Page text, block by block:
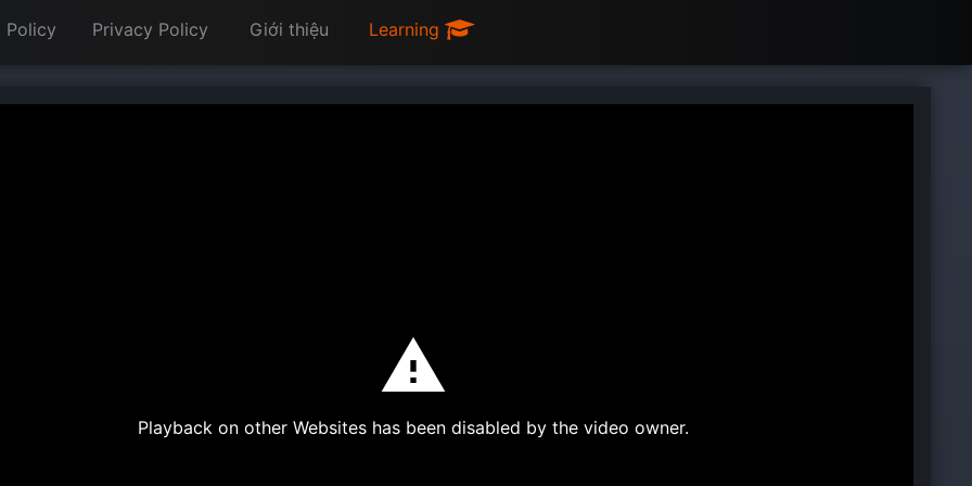
Policy Privacy Policy Giới thiệu Learning
Playback on other Websites has been disabled by the video owner.